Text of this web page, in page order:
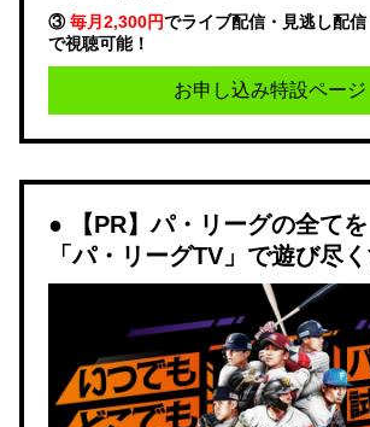
③毎月2,300円でライブ配信・見逃し配信
で視聴可能！
お申し込み特設ページ
【PR】パ・リーグの全てを
「パ・リーグTV」で遊び尽く